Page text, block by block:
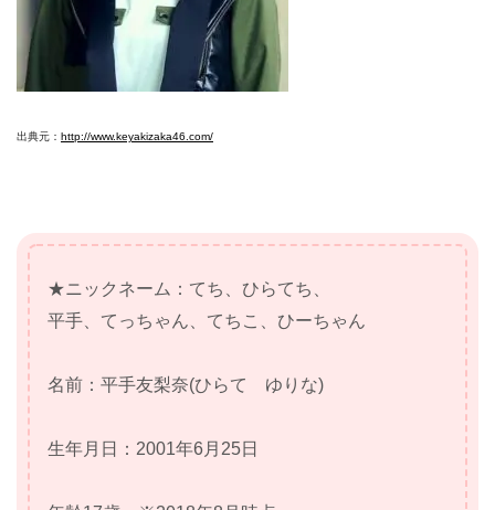
出典元： http://www.keyakizaka46.com/
★ニックネーム：てち、ひらてち、
平手、てっちゃん、てちこ、ひーちゃん
名前：平手友梨奈(ひらて ゆりな)
生年月日：2001年6月25日